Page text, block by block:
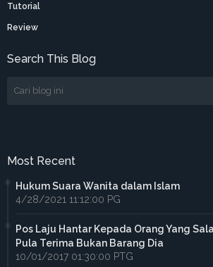
Tutorial
Review
Search This Blog
Most Recent
Hukum Suara Wanita dalam Islam
4/28/2021 11:12:00 PG
Pos Laju Hantar Kepada Orang Yang
Pula Terima Bukan Barang Dia
10/01/2017 01:30:00 PTG